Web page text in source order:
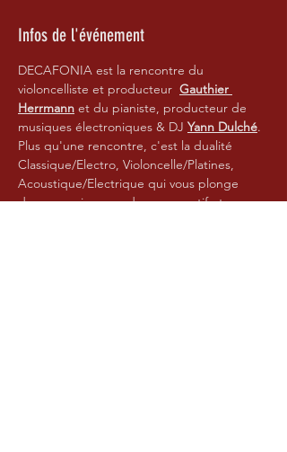
Infos de l'événement
DECAFONIA est la rencontre du
violoncelliste et producteur Gauthier
Herrmann et du pianiste, producteur de
musiques électroniques & DJ Yann Dulché.
Plus qu'une rencontre, c'est la dualité
Classique/Electro, Violoncelle/Platines,
Acoustique/Electrique qui vous plonge
dans un univers moderne, narratif et